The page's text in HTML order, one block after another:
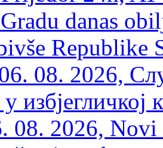
danas
Republike
08. 2026,
у избјегличкој
08. 2026, Novi